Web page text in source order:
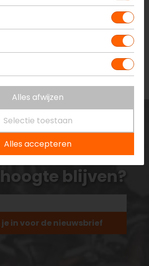
Lindstrands
Rugprotectoren
hoogte blijven?
in voor de nieuwsbrief
Alles afwijzen
Selectie toestaan
Alles accepteren